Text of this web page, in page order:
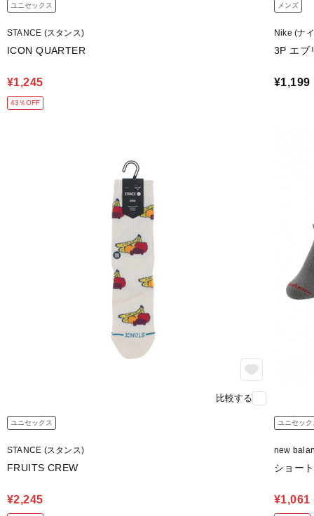
ユニセックス
STANCE (スタンス)
ICON QUARTER
¥1,245
43％OFF
メンズ
Nike (ナ
3P エブ
¥1,199
比較する
ユニセックス
STANCE (スタンス)
FRUITS CREW
¥2,245
ユニセック
new
ショー
¥1,061